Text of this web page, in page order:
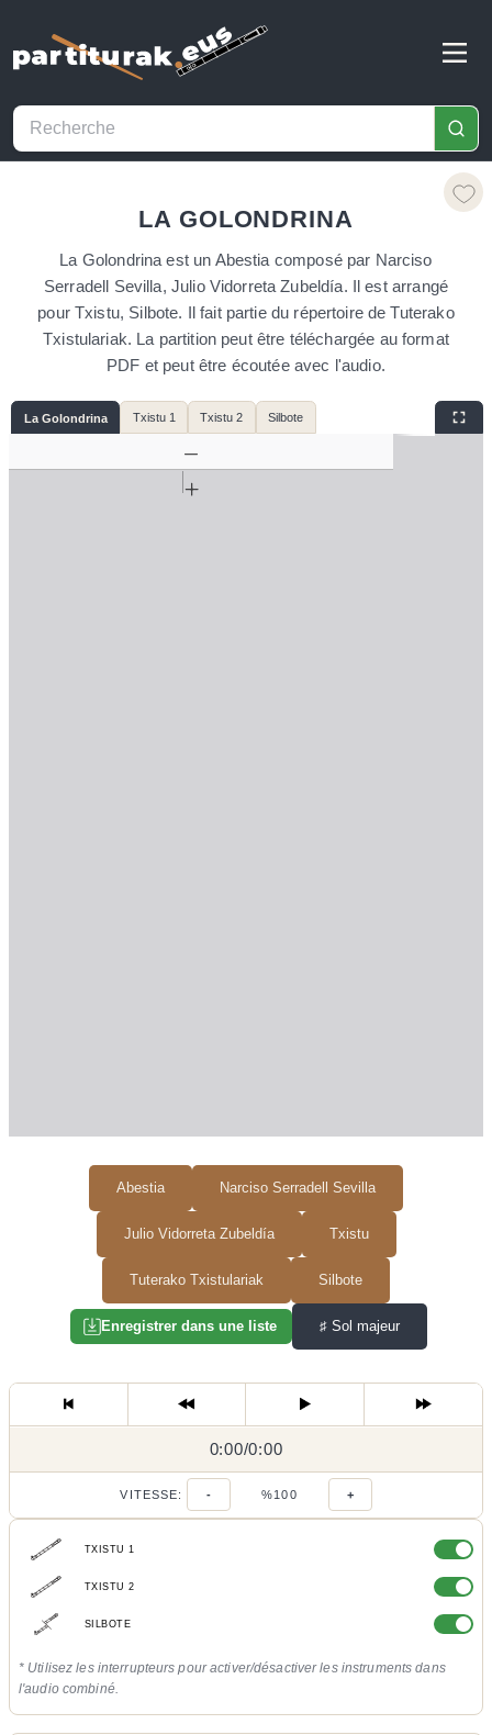
LA GOLONDRINA
Abestia Narciso Serradell Sevilla
Julio Vidorreta Zubeldía Txistu
Tuterako Txistulariak Silbote
Enregistrer dans une liste ♯ Sol majeur
La Golondrina est un Abestia composé par Narciso
Serradell Sevilla, Julio Vidorreta Zubeldía. Il est arrangé
pour Txistu, Silbote. Il fait partie du répertoire de Tuterako
Txistulariak. La partition peut être téléchargée au format
PDF et peut être écoutée avec l'audio.
0:00/
0:00/0:00
VITESSE: - %100 +
TXISTU 1
TXISTU 2
SILBOTE
* Utilisez les interrupteurs pour activer/désactiver les instruments dans
l'audio combiné.
La Golondrina Txistu 1 Txistu 2 Silbote